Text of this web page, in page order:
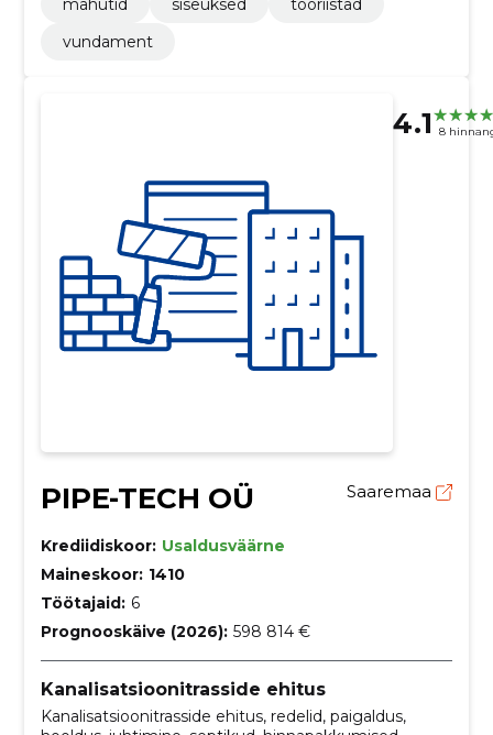
mahutid siseuksed
tööriistad
vundament
4.1 8
PIPE-TECH OÜ Saaremaa
Krediidiskoor: Usaldusväärne
Maineskoor: 1410
Töötajaid: 6
Prognooskäive (2026): 598 814 €
Kanalisatsioonitrasside ehitus
Kanalisatsioonitrasside ehitus, redelid, paigaldus,